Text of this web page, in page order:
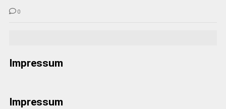
0
Impressum
Impressum